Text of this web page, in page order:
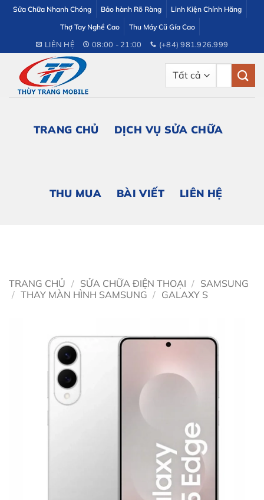
dung
Sửa Chữa Nhanh Chóng Bảo hành Rõ Ràng
Linh Kiện Chính Hãng
Thợ Tay Nghề Cao
Thu Máy Cũ Gía Cao
LIÊN HỆ 08:00 - 21:00 (+84) 981.926.999
TRANG CHỦ DỊCH VỤ SỬA CHỮA
THU MUA BÀI VIẾT LIÊN HỆ
TRANG CHỦ / SỬA CHỮA ĐIỆN THOẠI / SAMSUNG
/ THAY MÀN HÌNH SAMSUNG / GALAXY S